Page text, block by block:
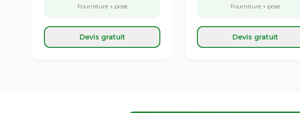
Fourniture + pose
Devis gratuit
Fourniture + pose
Devis gratuit